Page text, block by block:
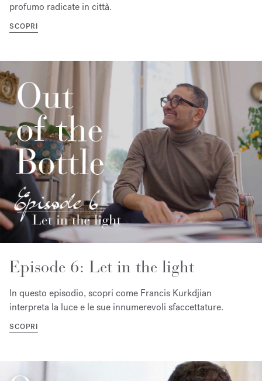
profumo radicate in città.
SCOPRI
Episode 6: Let in the light
In questo episodio, scopri come Francis Kurkdjian
interpreta la luce e le sue innumerevoli sfaccettature.
SCOPRI